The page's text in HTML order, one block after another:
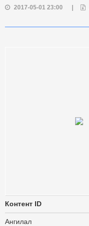
2017-05-01 23:00
Контент ID
Ангилал